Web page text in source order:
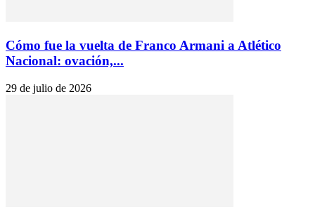
Cómo fue la vuelta de Franco Armani a Atlético
Nacional: ovación,...
29 de julio de 2026